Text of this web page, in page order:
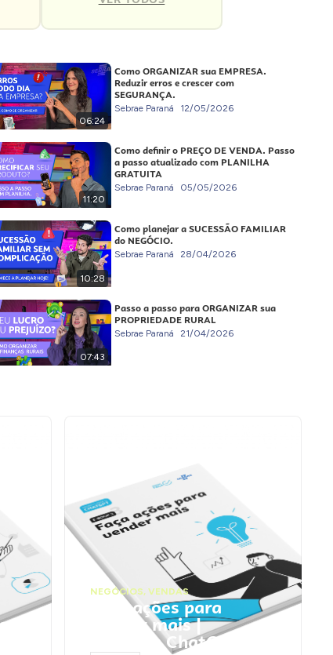
06:24
Como ORGANIZAR sua EMPRESA.
Reduzir erros e crescer com
SEGURANÇA.
Sebrae Paraná 12/05/2026
11:20
Como definir o PREÇO DE VENDA. Passo
a passo atualizado com PLANILHA
GRATUITA
Sebrae Paraná 05/05/2026
10:28
Como planejar a SUCESSÃO FAMILIAR
do NEGÓCIO.
Sebrae Paraná 28/04/2026
07:43
Passo a passo para ORGANIZAR sua
PROPRIEDADE RURAL
Sebrae Paraná 21/04/2026
NEGÓCIOS, VENDAS
Faça ações para
vender mais |
Prompts ChatGPT